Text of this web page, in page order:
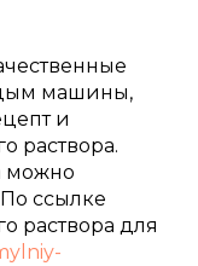
дым машины,
и
раствора.
можно
По ссылке
раствора для